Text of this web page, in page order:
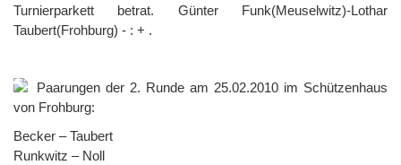
Turnierparkett betrat. Günter Funk(Meuselwitz)-Lothar
Taubert(Frohburg) - : + .
Paarungen der 2. Runde am 25.02.2010 im Schützenhaus
von Frohburg:
Becker – Taubert
Runkwitz – Noll